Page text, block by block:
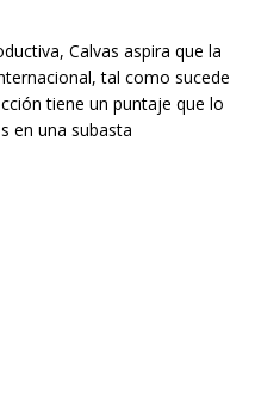
Calvas aspira que la
tal como sucede
tiene un puntaje que lo
en una subasta